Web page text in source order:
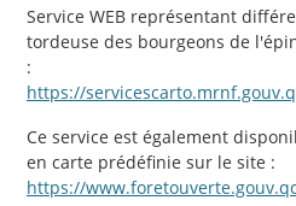
Service WEB représentant
tordeuse des bourgeons de
:
https://
Ce service est également
en carte prédéfinie sur le site :
https://